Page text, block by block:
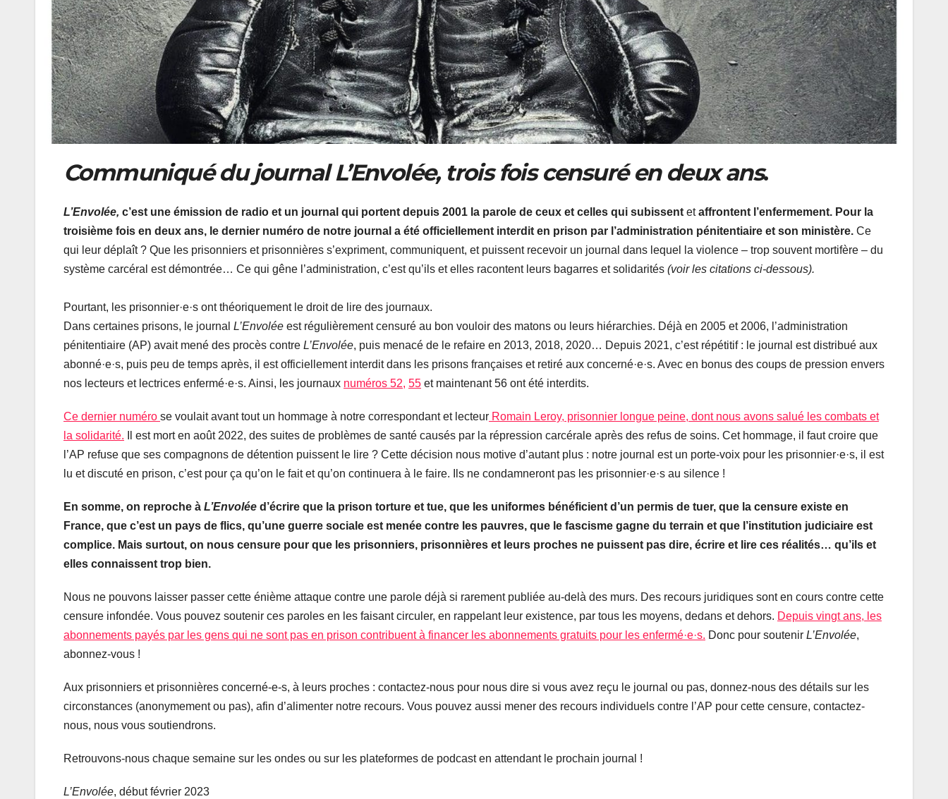
Communiqué du journal L’Envolée, trois fois censuré en deux ans.
L’Envolée, c’est une émission de radio et un journal qui portent depuis 2001 la parole de ceux et celles qui subissentetaffrontent l’enfermement. Pour la
troisième fois en deux ans, le dernier numéro de notre journal a été officiellement interdit en prison par l’administration pénitentiaire et son ministère. Ce
qui leur déplaît ? Que les prisonniers et prisonnières s’expriment, communiquent, et puissent recevoir un journal dans lequel la violence – trop souvent mortifère – du
système carcéral est démontrée… Ce qui gêne l’administration, c’est qu’ils et elles racontent leurs bagarres et solidarités (voir les citations ci-dessous).
Pourtant, les prisonnier·e·s ont théoriquement le droit de lire des journaux.
Dans certaines prisons, le journal L’Envolée est régulièrement censuré au bon vouloir des matons ou leurs hiérarchies. Déjà en 2005 et 2006, l’administration
pénitentiaire (AP) avait mené des procès contre L’Envolée, puis menacé de le refaire en 2013, 2018, 2020… Depuis 2021, c’est répétitif : le journal est distribué aux
abonné·e·s, puis peu de temps après, il est officiellement interdit dans les prisons françaises et retiré aux concerné·e·s. Avec en bonus des coups de pression envers
nos lecteurs et lectrices enfermé·e·s. Ainsi, les journaux numéros 52, 55 et maintenant 56 ont été interdits.
Ce dernier numéro se voulait avant tout un hommage à notre correspondant et lecteur Romain Leroy, prisonnier longue peine, dont nous avons salué les combats et
la solidarité. Il est mort en août 2022, des suites de problèmes de santé causés par la répression carcérale après des refus de soins. Cet hommage, il faut croire que
l’AP refuse que ses compagnons de détention puissent le lire ? Cette décision nous motive d’autant plus : notre journal est un porte-voix pour les prisonnier·e·s, il est
lu et discuté en prison, c’est pour ça qu’on le fait et qu’on continuera à le faire. Ils ne condamneront pas les prisonnier·e·s au silence !
En somme, on reproche à L’Envolée d’écrire que la prison torture et tue, que les uniformes bénéficient d’un permis de tuer, que la censure existe en
France, que c’est un pays de flics, qu’une guerre sociale est menée contre les pauvres, que le fascisme gagne du terrain et que l’institution judiciaire est
complice. Mais surtout, on nous censure pour que les prisonniers, prisonnières et leurs proches ne puissent pas dire, écrire et lire ces réalités… qu’ils et
elles connaissent trop bien.
Nous ne pouvons laisser passer cette énième attaque contre une parole déjà si rarement publiée au-delà des murs. Des recours juridiques sont en cours contre cette
censure infondée. Vous pouvez soutenir ces paroles en les faisant circuler, en rappelant leur existence, par tous les moyens, dedans et dehors. Depuis vingt ans, les
abonnements payés par les gens qui ne sont pas en prison contribuent à financer les abonnements gratuits pour les enfermé·e·s. Donc pour soutenir L’Envolée,
abonnez-vous !
Aux prisonniers et prisonnières concerné-e-s, à leurs proches : contactez-nous pour nous dire si vous avez reçu le journal ou pas, donnez-nous des détails sur les
circonstances (anonymement ou pas), afin d’alimenter notre recours. Vous pouvez aussi mener des recours individuels contre l’AP pour cette censure, contactez-
nous, nous vous soutiendrons.
Retrouvons-nous chaque semaine sur les ondes ou sur les plateformes de podcast en attendant le prochain journal !
L’Envolée, début février 2023